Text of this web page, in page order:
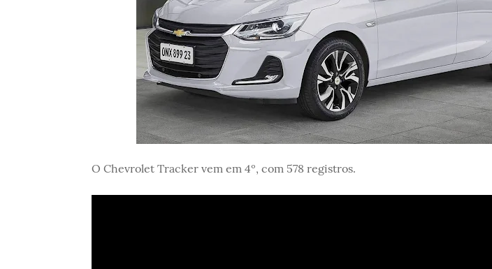
O Chevrolet Tracker vem em 4º, com 578 registros.